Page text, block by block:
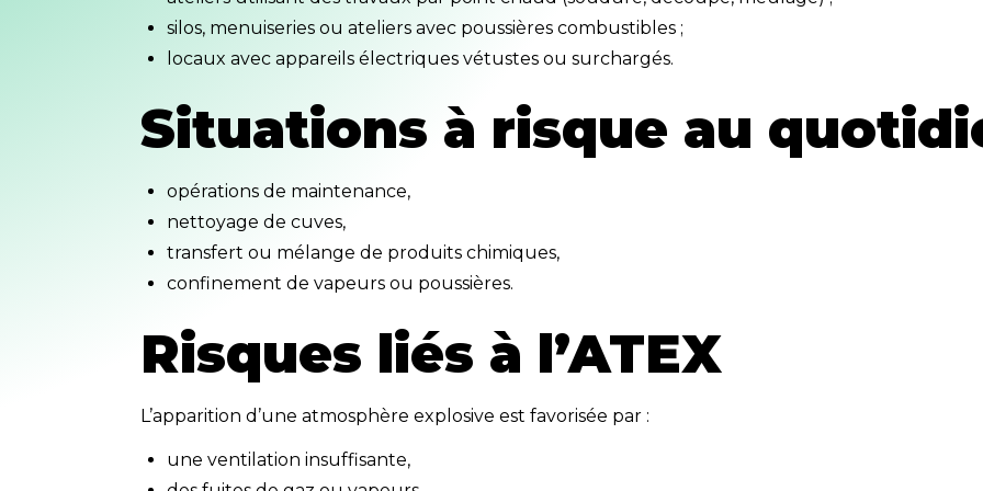
silos, menuiseries ou ateliers avec poussières combustibles ;
locaux avec appareils électriques vétustes ou surchargés.
Situations à risque au
opérations de maintenance,
nettoyage de cuves,
transfert ou mélange de produits chimiques,
confinement de vapeurs ou poussières.
Risques liés à l’ATEX
L’apparition d’une atmosphère explosive est favorisée par :
une ventilation insuffisante,